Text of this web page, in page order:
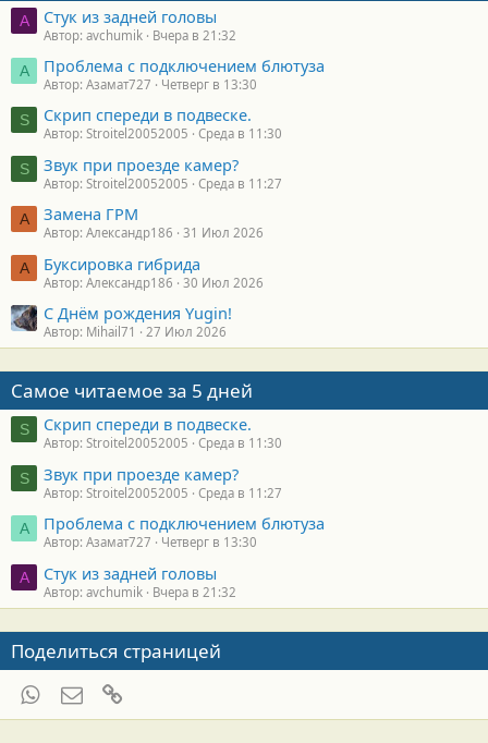
A Стук из задней головы
Автор: avchumik Вчера в 21:32
А Проблема с подключением блютуза
Автор: Азамат727 Четверг в 13:30
S Скрип спереди в подвеске.
Автор: Stroitel20052005 Среда в 11:30
S Звук при проезде камер?
Автор: Stroitel20052005 Среда в 11:27
А Замена ГРМ
Автор: Александр186 31 Июл 2026
А Буксировка гибрида
Автор: Александр186 30 Июл 2026
С Днём рождения Yugin!
Автор: Mihail71 27 Июл 2026
Самое читаемое за 5 дней
S Скрип спереди в подвеске.
Автор: Stroitel20052005 Среда в 11:30
S Звук при проезде камер?
Автор: Stroitel20052005 Среда в 11:27
А Проблема с подключением блютуза
Автор: Азамат727 Четверг в 13:30
A Стук из задней головы
Автор: avchumik Вчера в 21:32
Поделиться страницей
WhatsAppЭлектронная почта